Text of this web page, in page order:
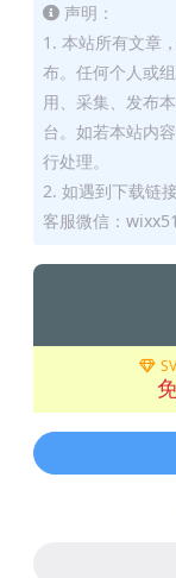
声明：
1. 本站所有文章
布。任何个人或
用、采集、发布
台。如若本站内
行处理。
2. 如遇到下载链
客服微信：